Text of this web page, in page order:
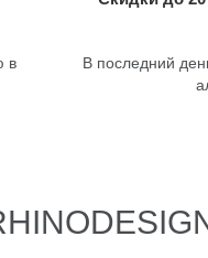
в
В последний